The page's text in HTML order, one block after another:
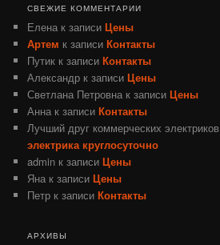
СВЕЖИЕ КОММЕНТАРИИ
Елена к записиЦены
Артем к записиКонтакты
Путик к записиКонтакты
Александр к записиЦены
Светлана Петровна к записиЦены
Анна к записиКонтакты
Лучший друг коммерческих электриков
электрика круглосуточно
admin к записиЦены
Яна к записиЦены
Петр к записиКонтакты
АРХИВЫ